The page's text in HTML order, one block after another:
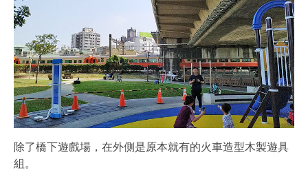
除了橋下遊戲場，在外側是原本就有的火車造型木製遊具
組。